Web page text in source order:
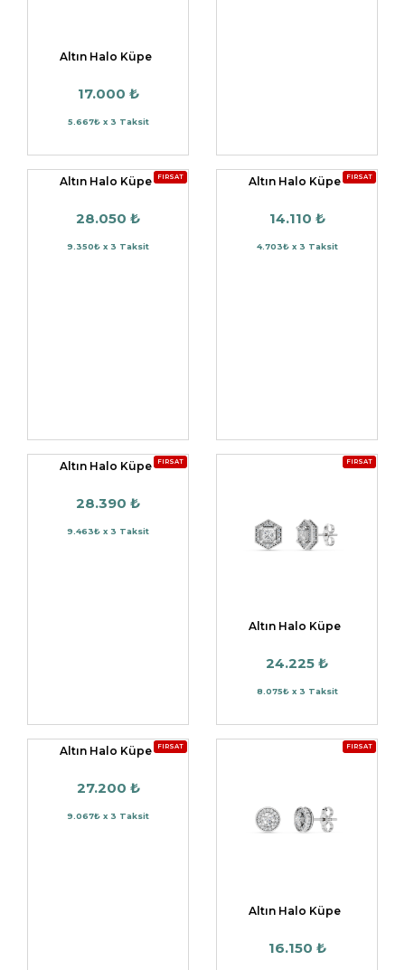
Altın Halo Küpe
17.000 ₺
5.667₺ x 3 Taksit
FIRSAT
Altın Halo Küpe
28.050 ₺
9.350₺ x 3 Taksit
FIRSAT
Altın Halo Küpe
14.110 ₺
4.703₺ x 3 Taksit
FIRSAT
Altın Halo Küpe
28.390 ₺
9.463₺ x 3 Taksit
FIRSAT
Altın Halo Küpe
24.225 ₺
8.075₺ x 3 Taksit
FIRSAT
Altın Halo Küpe
27.200 ₺
9.067₺ x 3 Taksit
FIRSAT
Altın Halo Küpe
16.150 ₺